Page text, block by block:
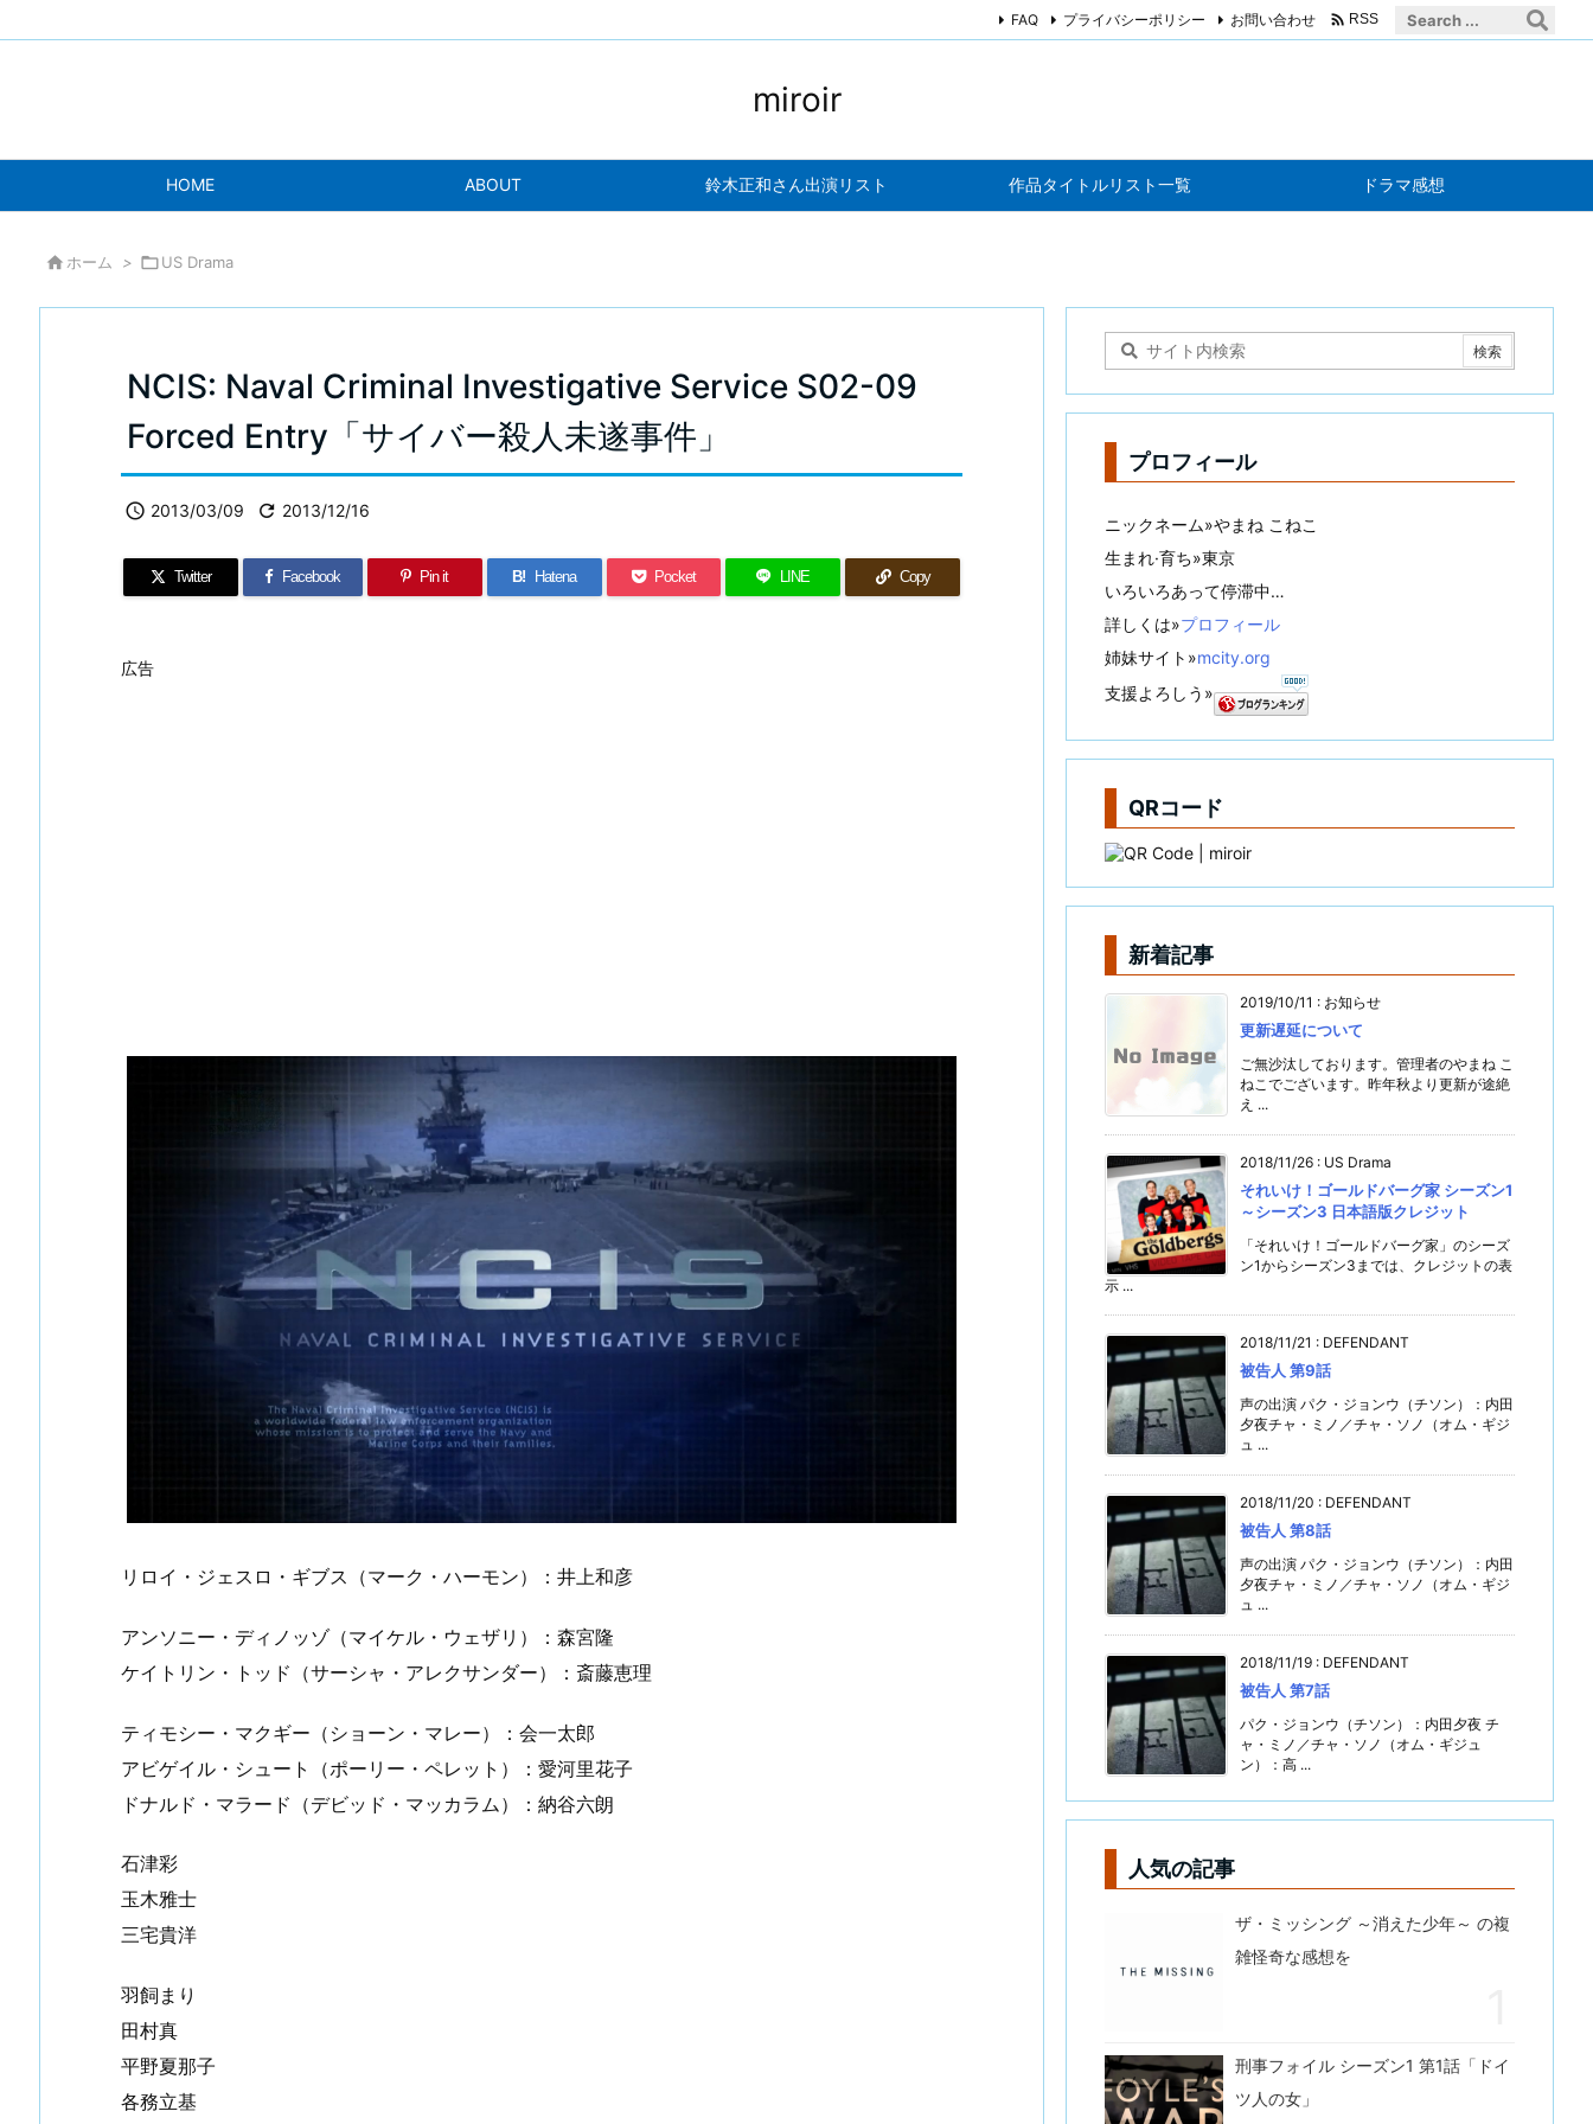
miroir
HOME ABOUT 鈴木正和さん出演リスト 作品タイトルリスト一覧 ドラマ感想
FAQ プライバシーポリシー お問い合わせ  RSS
 ホーム > US Drama
NCIS: Naval Criminal Investigative Service S02-09
Forced Entry「サイバー殺人未遂事件」
 2013/03/09  2013/12/16
Twitter Facebook Pin it B! Hatena Pocket LINE Copy
広告
リロイ・ジェスロ・ギブス（マーク・ハーモン）：井上和彦
アンソニー・ディノッゾ（マイケル・ウェザリ）：森宮隆
ケイトリン・トッド（サーシャ・アレクサンダー）：斎藤恵理
ティモシー・マクギー（ショーン・マレー）：会一太郎
アビゲイル・シュート（ポーリー・ペレット）：愛河里花子
ドナルド・マラード（デビッド・マッカラム）：納谷六朗
石津彩
玉木雅士
三宅貴洋
羽飼まり
田村真
平野夏那子
各務立基
プロフィール
ニックネーム»やまね こねこ
生まれ·育ち»東京
いろいろあって停滞中…
詳しくは»プロフィール
姉妹サイト»mcity.org
支援よろしう»
QRコード
新着記事
2019/10/11 : お知らせ
更新遅延について
ご無沙汰しております。管理者のやまね こ
ねこでございます。昨年秋より更新が途絶
え ...
2018/11/26 : US Drama
それいけ！ゴールドバーグ家 シーズン1
～シーズン3 日本語版クレジット
「それいけ！ゴールドバーグ家」のシーズ
ン1からシーズン3までは、クレジットの表
示 ...
2018/11/21 : DEFENDANT
被告人 第9話
声の出演 パク・ジョンウ（チソン）：内田
夕夜チャ・ミノ／チャ・ソノ（オム・ギジ
ュ ...
2018/11/20 : DEFENDANT
被告人 第8話
声の出演 パク・ジョンウ（チソン）：内田
夕夜チャ・ミノ／チャ・ソノ（オム・ギジ
ュ ...
2018/11/19 : DEFENDANT
被告人 第7話
パク・ジョンウ（チソン）：内田夕夜 チ
ャ・ミノ／チャ・ソノ（オム・ギジュ
ン）：高 ...
人気の記事
ザ・ミッシング ～消えた少年～ の複
雑怪奇な感想を
刑事フォイル シーズン1 第1話「ドイ
ツ人の女」